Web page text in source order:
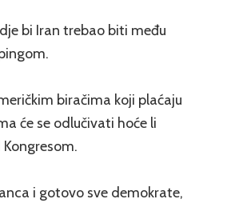
bi Iran trebao biti među
biračima koji plaćaju
će se odlučivati hoće li
i gotovo sve demokrate,